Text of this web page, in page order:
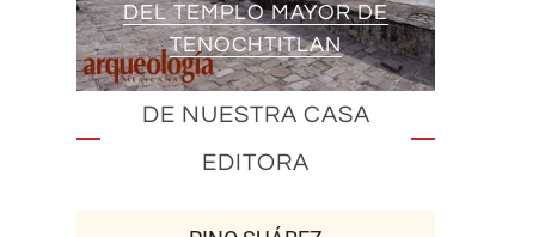
DEL TEMPLO MAYOR DE
TENOCHTITLAN
DE NUESTRA CASA
EDITORA